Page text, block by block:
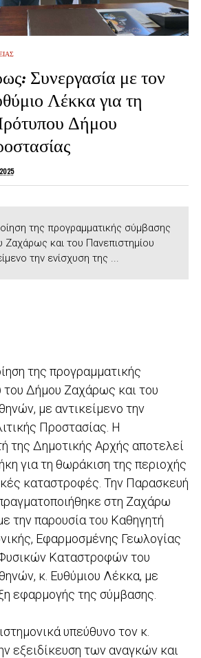
Συνεργασία με τον
Λέκκα για τη
Δήμου
της προγραμματικής σύμβασης
και του Πανεπιστημίου
την ενίσχυση της ...
της προγραμματικής
του Δήμου Ζαχάρως και του
με αντικείμενο την
Προστασίας. Η
της Δημοτικής Αρχής αποτελεί
για τη θωράκιση της περιοχής
καταστροφές. Την Παρασκευή
στη Ζαχάρω
την παρουσία του Καθηγητή
Εφαρμοσμένης Γεωλογίας
Καταστροφών του
κ. Ευθύμιου Λέκκα, με
εφαρμογής της σύμβασης.
υπεύθυνο τον κ.
εξειδίκευση των αναγκών και